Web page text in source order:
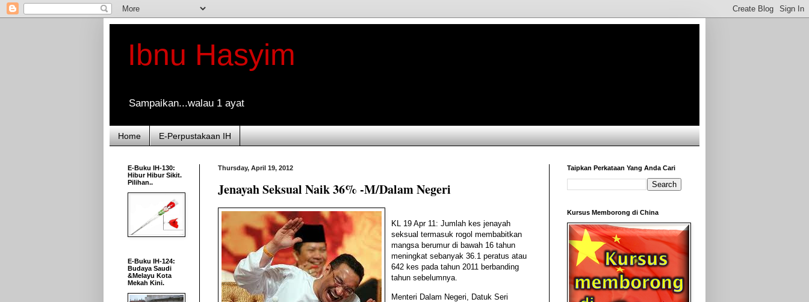
Ibnu Hasyim
Sampaikan...walau 1 ayat
Home E-Perpustakaan IH
Thursday, April 19, 2012
Jenayah Seksual Naik 36% -M/Dalam Negeri
KL 19 Apr 11: Jumlah kes jenayah
seksual termasuk rogol membabitkan
mangsa berumur di bawah 16 tahun
meningkat sebanyak 36.1 peratus atau
642 kes pada tahun 2011 berbanding
tahun sebelumnya.
Menteri Dalam Negeri, Datuk Seri
E-Buku IH-130:
Hibur Hibur Sikit.
Pilihan..
E-Buku IH-124:
Budaya Saudi
&Melayu Kota
Mekah Kini.
Taipkan Perkataan Yang Anda Cari
Kursus Memborong di China